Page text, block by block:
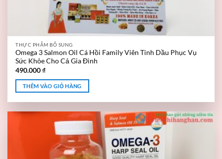
THỰC PHẨM BỔ SUNG
Omega 3 Salmon Oil Cá Hồi Family Viên Tinh Dầu Phục Vụ
Sức Khỏe Cho Cả Gia Đình
490.000₫
THÊM VÀO GIỎ HÀNG